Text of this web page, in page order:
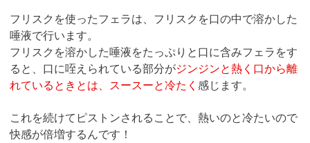
フリスクを使ったフェラは、フリスクを口の中で溶かした
唾液で行います。
フリスクを溶かした唾液をたっぷりと口に含みフェラをす
ると、口に咥えられている部分がジンジンと熱く口から離
れているときとは、スースーと冷たく 感じます。
これを続けてピストンされることで、熱いのと冷たいので
快感が倍増するんです！